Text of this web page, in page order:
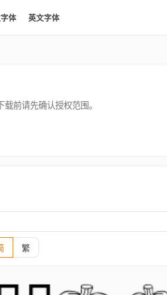
体 英文字体
前请先确认授权范围。
繁